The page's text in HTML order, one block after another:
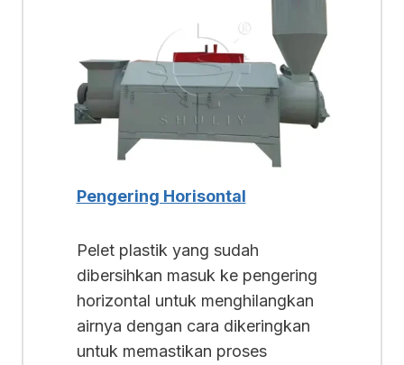
Pengering Horisontal
Pelet plastik yang sudah
dibersihkan masuk ke pengering
horizontal untuk menghilangkan
airnya dengan cara dikeringkan
untuk memastikan proses